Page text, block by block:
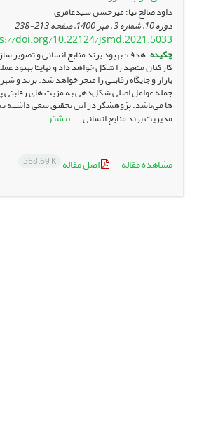
داود صالح نیا؛ میرحسن سیدعامری
دوره 10، شماره 3 ، مهر 1400، صفحه 213-238
doi.org/10.22124/jsmd.2021.5033
چکیده هدف: بهبود برند منابع انسانی و تصویر
کارکنان متعهد را شکل خواهد داد و نهایتا بهبود
بازار و جایگاه رقابتی را منجر خواهد شد. برند و
جمله عوامل اصلی شکل‌دهی به مزیت های رقابتی
ها می‌باشد. پژوهشگر در این تحقیق سعی داشته
مدیریت برند منابع انسانی ... بیشتر
مشاهده مقاله اصل مقاله 368.69 K